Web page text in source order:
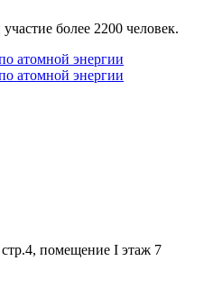
более 2200 человек.
стр.4, помещение I этаж 7